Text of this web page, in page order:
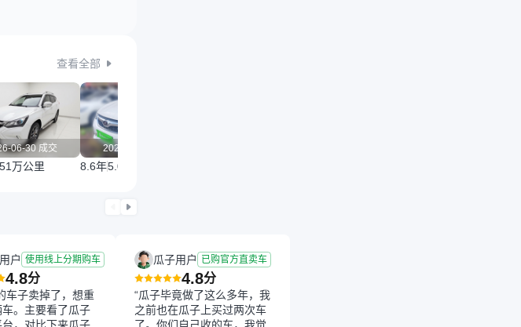
查看全部
06-30 成交
万公里
2026-06-15 成交
8.6年5.05万公里
户 使用线上分期购车
4.8分
车子卖掉了，想重
。主要看了瓜子
瓜子用户 已购官方直卖车
4.8分
“瓜子毕竟做了这么多年，我
之前也在瓜子上买过两次车